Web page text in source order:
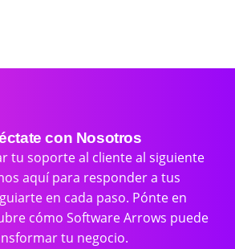
con Nosotros
tu soporte al cliente al siguiente
aquí para responder a tus
en cada paso. Pónte en
cómo Software Arrows puede
tu negocio.